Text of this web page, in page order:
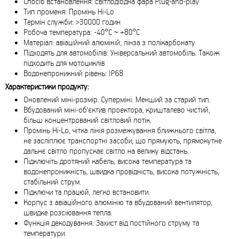
Тип променя: Промінь Hi-Lo
Термін служби: >30000 годин
Робоча температура: -40°C ~ +80°C
Матеріал: авіаційний алюміній, лінза з полікарбонату
Підходять для автомобілів: Універсальний автомобіль. Також
підходить для мотоциклів
Водонепроникний рівень: IP68
Характеристики продукту:
Оновлений міні-розмір. Суперміні. Менший за старий тип.
Вбудований міні-об'єктив проектора, кришталево чистий,
більш концентрований світловий потік.
Промінь Hi-Lo, чітка лінія розмежування ближнього світла,
не засліплює транспортні засоби, що прямують, прямокутне
дальнє світло пропускає світло на велику відстань.
Підключіть дротяний кабель, висока температура та
водонепроникність, швидка провідність, висока потужність,
стабільний струм.
Підключи та працюй, легко встановити.
Корпус з авіаційного алюмінію та вбудований вентилятор,
швидке розсіювання тепла.
Функція декодування. Захист від постійного струму та
температури.